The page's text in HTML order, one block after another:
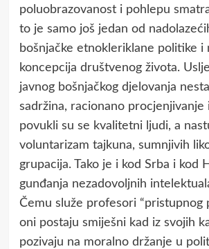
poluobrazovanost i pohlepu
to je samo još jedan od
bošnjačke etnokleriklane politike i
koncepcija društvenog života.
javnog bošnjačkog djelovanja
sadržina, racionano procjenjivanje
povukli su se kvalitetni ljudi, a
voluntarizam tajkuna, sumnjivih
grupacija. Tako je i kod Srba i kod
gunđanja nezadovoljnih
Čemu služe profesori “pristupnog
oni postaju smiješni kad iz svojih
pozivaju na moralno držanje u